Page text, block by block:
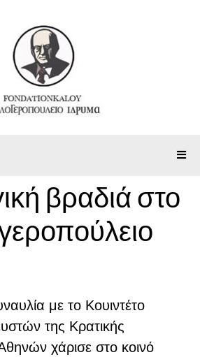
βραδιά στο
με το Κουιντέτο
της Κρατικής
χάρισε στο κοινό